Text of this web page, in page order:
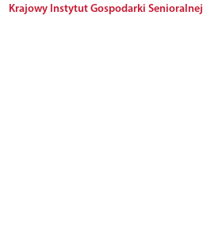
Krajowy Instytut Gospodarki Senioralnej